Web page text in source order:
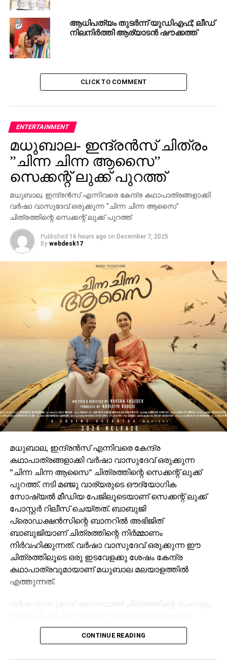
ആധിപത്യം തുടര്‍ന്ന് യുഡിഎഫ്; ലീഡ്
നിലനിര്‍ത്തി ആര്യാടന്‍ ഷൗക്കത്ത്
CLICK TO COMMENT
ENTERTAINMENT
മധുബാല- ഇന്ദ്രന്‍സ് ചിത്രം
”ചിന്ന ചിന്ന ആസൈ”
സെക്കന്റ് ലുക്ക് പുറത്ത്
മധുബാല, ഇന്ദ്രന്‍സ് എന്നിവരെ കേന്ദ്ര കഥാപാത്രങ്ങളാക്കി
വര്‍ഷാ വാസുദേവ് ഒരുക്കുന്ന ”ചിന്ന ചിന്ന ആസൈ”
ചിത്രത്തിന്റെ സെക്കന്റ് ലുക്ക് പുറത്ത്.
Published 16 hours ago on December 7, 2025
By webdesk17
മധുബാല, ഇന്ദ്രന്‍സ് എന്നിവരെ കേന്ദ്ര
കഥാപാത്രങ്ങളാക്കി വര്‍ഷാ വാസുദേവ് ഒരുക്കുന്ന
”ചിന്ന ചിന്ന ആസൈ” ചിത്രത്തിന്റെ സെക്കന്റ് ലുക്ക്
പുറത്ത്. നടി മഞ്ജു വാര്യരുടെ ഔദ്യോഗിക
സോഷ്യല്‍ മീഡിയ പേജിലൂടെയാണ് സെക്കന്റ് ലുക്ക്
പോസ്റ്റര്‍ റിലീസ് ചെയ്തത്. ബാബുജി
പ്രൊഡക്ഷന്‍സിന്റെ ബാനറില്‍ അഭിജിത്
ബാബുജിയാണ് ചിത്രത്തിന്റെ നിര്‍മ്മാണം
നിര്‍വഹിക്കുന്നത്. വര്‍ഷാ വാസുദേവ് ഒരുക്കുന്ന ഈ
ചിത്രത്തിലൂടെ ഒരു ഇടവേളക്കു ശേഷം കേന്ദ്ര
കഥാപാത്രവുമായാണ് മധുബാല മലയാളത്തില്‍
എത്തുന്നത്.
വര്‍ഷ വാസുദേവ് തന്നെയാണ് ചിത്രത്തിന്റെ രചനയും
സംഗീതത്തിന്റെ പശ്ചാത്തലത്തോടെ ആണ് ചിത്രം
ഒരുങ്ങുന്നത്. ചിത്രത്തിന്റെ ഫസ്റ്റ് ലുക്ക് പോസ്റ്റര്‍
CONTINUE READING